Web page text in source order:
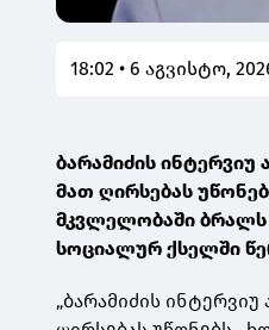
18:02 • 6 აგვისტო,
ბარამიძის ინტერვიუ
მათ ღირსებას
მკვლელობაში ბრალს
სოციალურ ქსელში
„ბარამიძის